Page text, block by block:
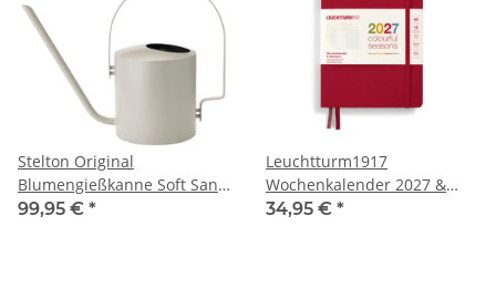
Stelton Original
Blumengießkanne Soft Sand
1700 ml
99,95 € *
Leuchtturm1917
Wochenkalender 2027 &
Notizbuch Dotted Medium
34,95 € *